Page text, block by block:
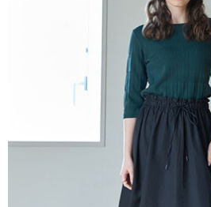
1.分期款項不併入電信帳單，「大哥付你分
2.透過簡訊連結打開帳單後，可選擇「超商
帳／街口支付／iPASS MONEY」等通路繳費
1.本服務係由「台灣大哥大股份有限公司」
用戶於交易時，得透過本服務購買商品或服
買賣價金債權讓與本公司後，依約使用本公司
2.基於同意付款使用「大哥付你分期」之契
資料（包含姓名、電話或地址）提供予台灣
由本公司與您本人進行分期帳單所需資料之確
3.完整用戶服務條款，請詳閱以下連結：
３．安心：先確認商品／服務後，再付款。
【「AFTEE先享後付」結帳流程】
１．於結帳方式選擇「AFTEE先享後付」後
結帳頁面，進行簡訊認證並確認金額後，即可
２．訂單成立數日內，您將收到繳費通知簡訊
３．收到繳費通知簡訊後14天內，點擊此簡
ATM／網路銀行／等多元方式進行付款，方視
※ 請注意：結帳手續完成當下不需立刻繳費
購買商品的店家。未經商家同意取消之訂單
後付繳納相關費用。
※ 交易是否成功請以「AFTEE先享後付 」
是否繳費成功／繳費後需取消欲退款等相關
https://
每筆NT$60，滿NT$388(含以上)免運費
每筆NT$60，滿NT$388(含以上)免運費
每筆NT$60，滿NT$888(含以上)免運費
每筆NT$60，滿NT$888(含以上)免運費